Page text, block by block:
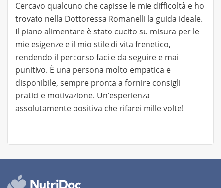
Cercavo qualcuno che capisse le mie difficoltà e ho
trovato nella Dottoressa Romanelli la guida ideale.
Il piano alimentare è stato cucito su misura per le
mie esigenze e il mio stile di vita frenetico,
rendendo il percorso facile da seguire e mai
punitivo. È una persona molto empatica e
disponibile, sempre pronta a fornire consigli
pratici e motivazione. Un'esperienza
assolutamente positiva che rifarei mille volte!